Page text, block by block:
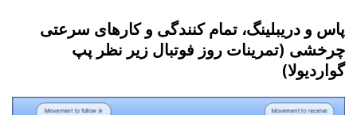
پاس و دریبلینگ، تمام کنندگی و کارهای سرعتی
چرخشی (تمرینات روز فوتبال زیر نظر پپ
گواردیولا)